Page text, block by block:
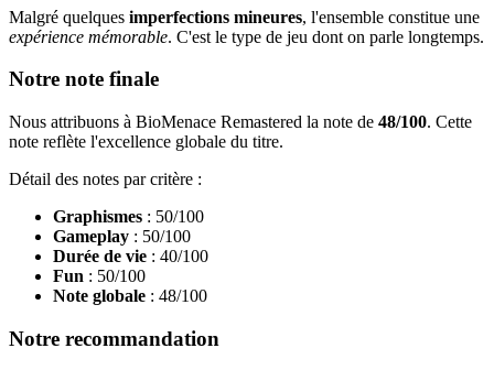
Malgré quelques imperfections mineures, l'ensemble constitue une
expérience mémorable. C'est le type de jeu dont on parle longtemps.
Notre note finale
Nous attribuons à BioMenace Remastered la note de 48/100. Cette
note reflète l'excellence globale du titre.
Détail des notes par critère :
Graphismes : 50/100
Gameplay : 50/100
Durée de vie : 40/100
Fun : 50/100
Note globale : 48/100
Notre recommandation